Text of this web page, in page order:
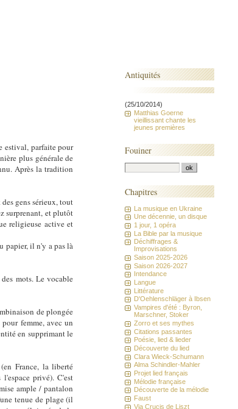
estival, parfaite pour
plus générale de
Après la tradition
gens sérieux, tout
surprenant, et plutôt
religieuse active et
papier, il n'y a pas là
mots. Le vocable
de plongée
femme, avec un
en supprimant le
France, la liberté
privé). C'est
ample / pantalon
tenue de plage (il
Antiquités
(25/10/2014)
Matthias Goerne
vieillissant chante les
jeunes premières
Fouiner
Chapitres
La musique en Ukraine
Une décennie, un disque
1 jour, 1 opéra
La Bible par la musique
Déchiffrages &
Improvisations
Saison 2025-2026
Saison 2026-2027
Intendance
Langue
Littérature
D'Oehlenschläger à Ibsen
Vampires d'été : Byron,
Marschner, Stoker
Zorro et ses mythes
Citations passantes
Poésie, lied & lieder
Découverte du lied
Clara Wieck-Schumann
Alma Schindler-Mahler
Projet lied français
Mélodie française
Découverte de la mélodie
Faust
Via Crucis de Liszt